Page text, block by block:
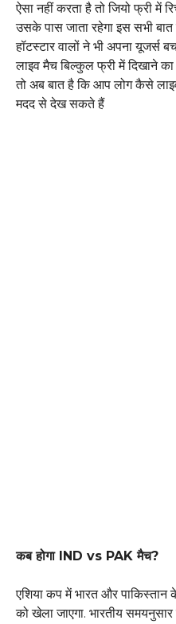
ऐसा नहीं करता है तो जियो फ्री में
उसके पास जाता रहेगा इस सभी
हॉटस्टार वालों ने भी अपना यूजर्स
लाइव मैच बिल्कुल फ्री में दिखाने
तो अब बात है कि आप लोग कैसे
मदद से देख सकते हैं
कब होगा IND vs PAK मैच?
एशिया कप में भारत और पाकिस्तान
को खेला जाएगा. भारतीय